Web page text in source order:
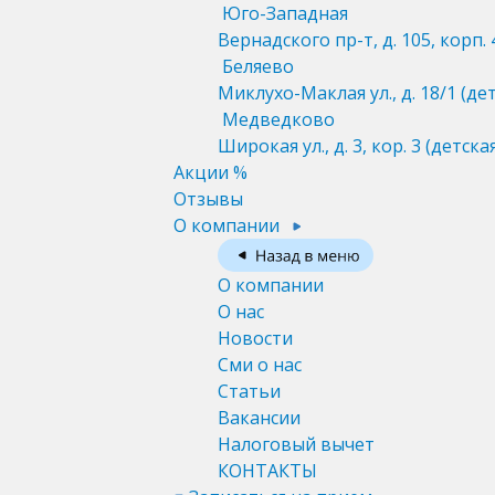
Юго-Западная
Вернадского пр-т, д. 105, корп.
Беляево
Миклухо-Маклая ул., д. 18/1
Медведково
Широкая ул., д. 3, кор. 3
Акции %
Отзывы
О компании
О компании
О нас
Новости
Сми о нас
Статьи
Вакансии
Налоговый вычет
КОНТАКТЫ